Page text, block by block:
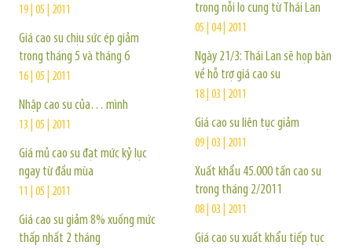
19 | 05 | 2011
Giá cao su chịu sức ép giảm
trong tháng 5 và tháng 6
16 | 05 | 2011
Nhập cao su của… mình
13 | 05 | 2011
Giá mủ cao su đạt mức kỷ lục
ngay từ đầu mùa
11 | 05 | 2011
Giá cao su giảm 8% xuống mức
thấp nhất 2 tháng
trong nỗi lo cung từ Thái Lan
05 | 04 | 2011
Ngày 21/3: Thái Lan sẽ họp bàn
về hỗ trợ giá cao su
18 | 03 | 2011
Giá cao su liên tục giảm
09 | 03 | 2011
Xuất khẩu 45.000 tấn cao su
trong tháng 2/2011
08 | 03 | 2011
Giá cao su xuất khẩu tiếp tục